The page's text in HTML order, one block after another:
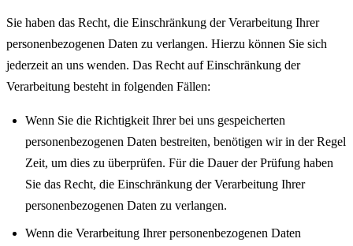
Sie haben das Recht, die Einschränkung der Verarbeitung Ihrer
personenbezogenen Daten zu verlangen. Hierzu können Sie sich
jederzeit an uns wenden. Das Recht auf Einschränkung der
Verarbeitung besteht in folgenden Fällen:
Wenn Sie die Richtigkeit Ihrer bei uns gespeicherten
personenbezogenen Daten bestreiten, benötigen wir in der Regel
Zeit, um dies zu überprüfen. Für die Dauer der Prüfung haben
Sie das Recht, die Einschränkung der Verarbeitung Ihrer
personenbezogenen Daten zu verlangen.
Wenn die Verarbeitung Ihrer personenbezogenen Daten